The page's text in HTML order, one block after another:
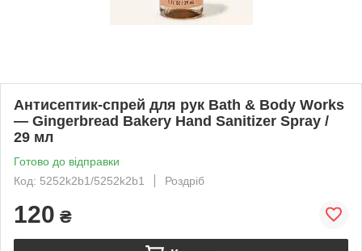
Антисептик-спрей для рук Bath & Body Works
— Gingerbread Bakery Hand Sanitizer Spray /
29 мл
Готово до відправки
Код: 5252k2b1/5252k2b1
Роздріб
120 ₴